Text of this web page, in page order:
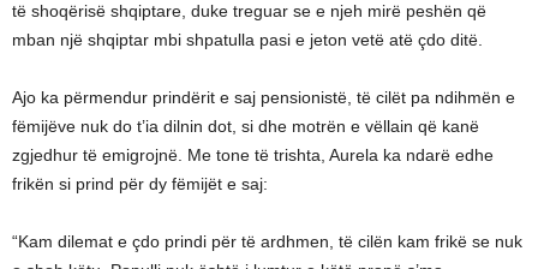
të shoqërisë shqiptare, duke treguar se e njeh mirë peshën që
mban një shqiptar mbi shpatulla pasi e jeton vetë atë çdo ditë.
Ajo ka përmendur prindërit e saj pensionistë, të cilët pa ndihmën e
fëmijëve nuk do t’ia dilnin dot, si dhe motrën e vëllain që kanë
zgjedhur të emigrojnë. Me tone të trishta, Aurela ka ndarë edhe
frikën si prind për dy fëmijët e saj:
“Kam dilemat e çdo prindi për të ardhmen, të cilën kam frikë se nuk